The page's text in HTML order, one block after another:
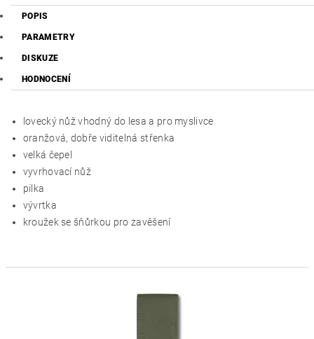
POPIS
PARAMETRY
DISKUZE
HODNOCENÍ
lovecký nůž vhodný do lesa a pro myslivce
oranžová, dobře viditelná střenka
velká čepel
vyvrhovací nůž
pilka
vývrtka
kroužek se šňůrkou pro zavěšení